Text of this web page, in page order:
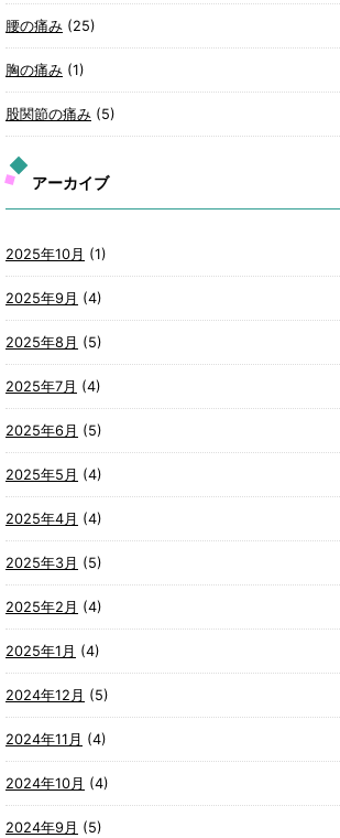
腰の痛み (25)
胸の痛み (1)
股関節の痛み (5)
アーカイブ
2025年10月 (1)
2025年9月 (4)
2025年8月 (5)
2025年7月 (4)
2025年6月 (5)
2025年5月 (4)
2025年4月 (4)
2025年3月 (5)
2025年2月 (4)
2025年1月 (4)
2024年12月 (5)
2024年11月 (4)
2024年10月 (4)
2024年9月 (5)